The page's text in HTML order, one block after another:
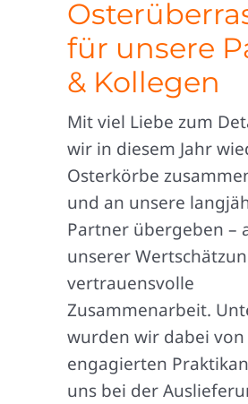
für unsere
& Kollegen
Mit viel Liebe zum
wir in diesem Jahr
Osterkörbe
und an unsere
Partner übergeben –
unserer
vertrauensvolle
Zusammenarbeit.
wurden wir dabei
engagierten
uns bei der